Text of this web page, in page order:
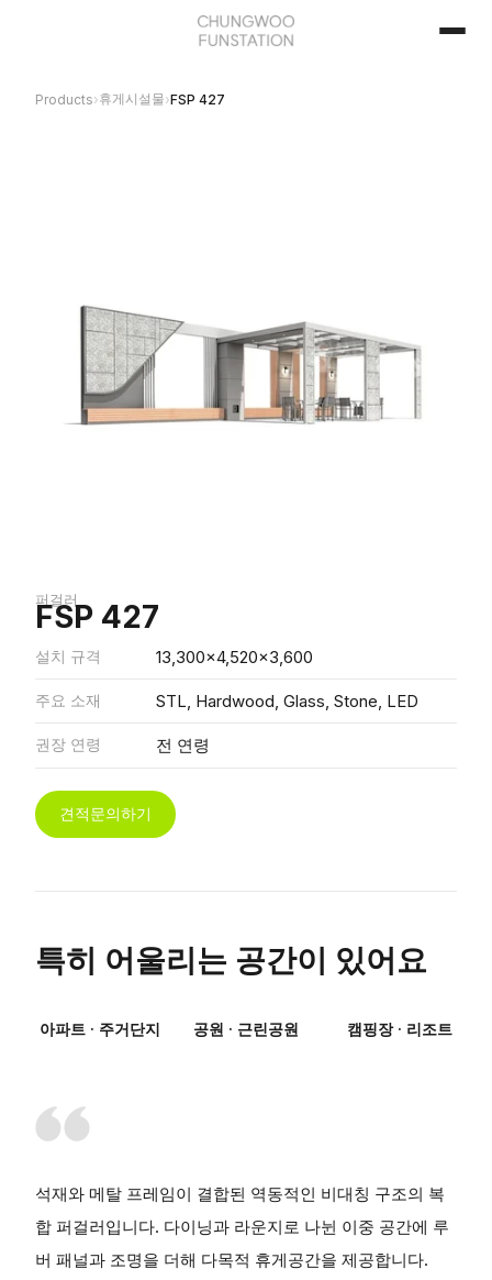
Products›휴게시설물›FSP 427
퍼걸러
FSP 427
설치 규격 13,300x4,520x3,600
주요 소재 STL, Hardwood, Glass, Stone, LED
권장 연령 전 연령
견적문의하기
특히 어울리는 공간이 있어요
아파트 · 주거단지 공원 · 근린공원 캠핑장 · 리조트
석재와 메탈 프레임이 결합된 역동적인 비대칭 구조의 복
합 퍼걸러입니다. 다이닝과 라운지로 나뉜 이중 공간에 루
버 패널과 조명을 더해 다목적 휴게공간을 제공합니다.